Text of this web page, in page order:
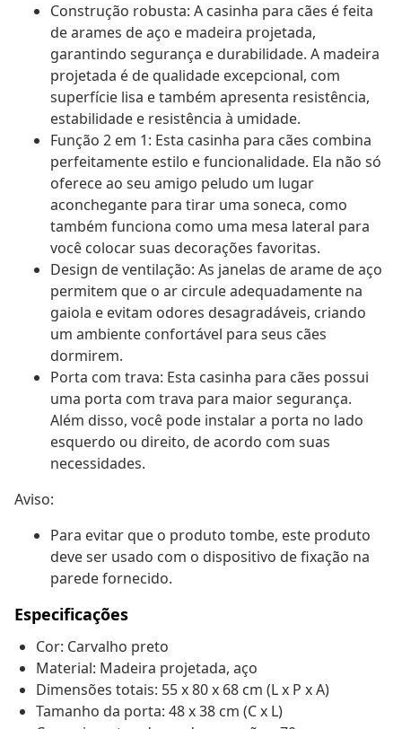
Construção robusta: A casinha para cães é feita
de arames de aço e madeira projetada,
garantindo segurança e durabilidade. A madeira
projetada é de qualidade excepcional, com
superfície lisa e também apresenta resistência,
estabilidade e resistência à umidade.
Função 2 em 1: Esta casinha para cães combina
perfeitamente estilo e funcionalidade. Ela não só
oferece ao seu amigo peludo um lugar
aconchegante para tirar uma soneca, como
também funciona como uma mesa lateral para
você colocar suas decorações favoritas.
Design de ventilação: As janelas de arame de aço
permitem que o ar circule adequadamente na
gaiola e evitam odores desagradáveis, criando
um ambiente confortável para seus cães
dormirem.
Porta com trava: Esta casinha para cães possui
uma porta com trava para maior segurança.
Além disso, você pode instalar a porta no lado
esquerdo ou direito, de acordo com suas
necessidades.
Aviso:
Para evitar que o produto tombe, este produto
deve ser usado com o dispositivo de fixação na
parede fornecido.
Especificações
Cor: Carvalho preto
Material: Madeira projetada, aço
Dimensões totais: 55 x 80 x 68 cm (L x P x A)
Tamanho da porta: 48 x 38 cm (C x L)